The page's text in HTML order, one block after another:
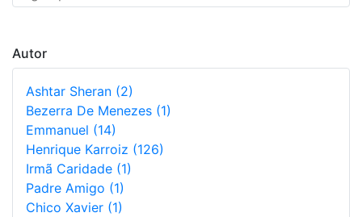
Autor
Ashtar Sheran (2)
Bezerra De Menezes (1)
Emmanuel (14)
Henrique Karroiz (126)
Irmã Caridade (1)
Padre Amigo (1)
Chico Xavier (1)